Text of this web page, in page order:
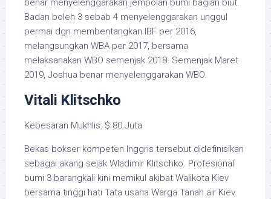
benar menyelenggarakan jempolan bumi bagian biut.
Badan boleh 3 sebab 4 menyelenggarakan unggul
permai dgn membentangkan IBF per 2016,
melangsungkan WBA per 2017, bersama
melaksanakan WBO semenjak 2018. Semenjak Maret
2019, Joshua benar menyelenggarakan WBO.
Vitali Klitschko
Kebesaran Mukhlis: $ 80 Juta
Bekas bokser kompeten Inggris tersebut didefinisikan
sebagai akang sejak Wladimir Klitschko. Profesional
bumi 3 barangkali kini memikul akibat Walikota Kiev
bersama tinggi hati Tata usaha Warga Tanah air Kiev.